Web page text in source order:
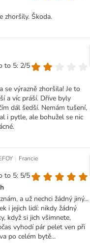
zhoršily. Škoda.
to 5: 2/5
výrazně zhoršila! Je to
a víc práší. Dříve byly
dál šedší. Nemám tušení,
i pytle, ale bohužel se nic
| Francie
to 5: 5/5
a už nechci žádný jiný...
i jejich lidí: nikdy žádný
když si jich všimnete,
vyhodí pár pelet ven při
po celém bytě...